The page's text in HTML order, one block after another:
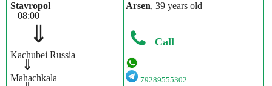
Stavropol
08:00
⇓
Kachubei Russia
⇓
Mahachkala
Arsen, 39 years old
Call
79289555302